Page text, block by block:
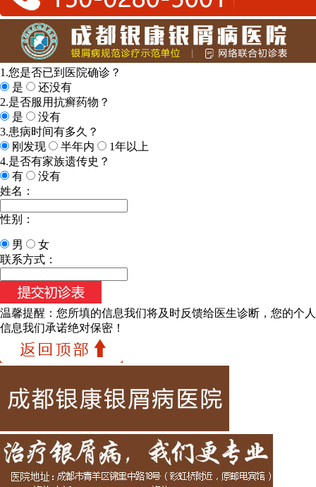
1.您是否已到医院确诊？
是
还没有
2.是否服用抗癣药物？
是
没有
3.患病时间有多久？
刚发现
半年内
1年以上
4.是否有家族遗传史？
有
没有
姓名：
性别：
男
女
联系方式：
温馨提醒： 您所填的信息我们将及时反馈给医生诊断，您的个人
信息我们承诺绝对保密！